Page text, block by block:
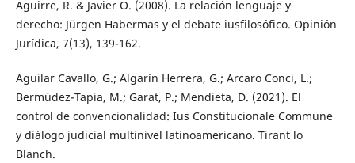
Aguirre, R. & Javier O. (2008). La relación lenguaje y
derecho: Jürgen Habermas y el debate iusfilosófico. Opinión
Jurídica, 7(13), 139-162.
Aguilar Cavallo, G.; Algarín Herrera, G.; Arcaro Conci, L.;
Bermúdez-Tapia, M.; Garat, P.; Mendieta, D. (2021). El
control de convencionalidad: Ius Constitucionale Commune
y diálogo judicial multinivel latinoamericano. Tirant lo
Blanch.